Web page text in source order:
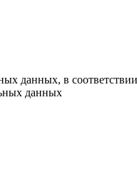
данных, в
данных